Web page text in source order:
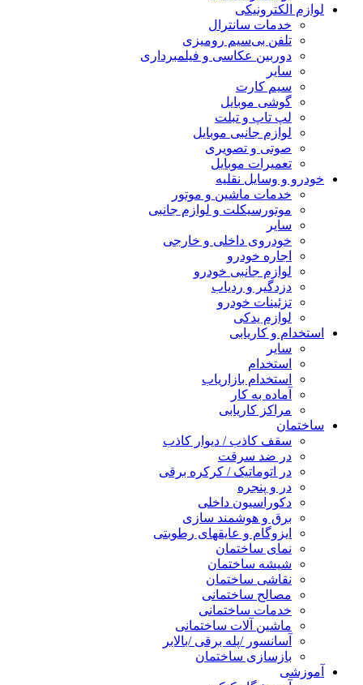
لوازم الکترونیکی
خدمات سانترال
تلفن بی‌سیم رومیزی
دوربین عکاسی و فیلمبرداری
سایر
سیم کارت
گوشی موبایل
لپ تاپ و تبلت
لوازم جانبی موبایل
صوتی و تصویری
تعمیرات موبایل
خودرو و وسایل نقلیه
خدمات ماشین و موتور
موتورسیکلت و لوازم جانبی
سایر
خودروی داخلی و خارجی
اجاره خودرو
لوازم جانبی خودرو
دزدگیر و ردیاب
تزئینات خودرو
لوازم یدکی
استخدام و کاریابی
سایر
استخدام
استخدام بازاریاب
آماده به کار
مراکز کاریابی
ساختمان
سقف کاذب / دیوار کاذب
در ضد سرقت
در اتوماتیک / کرکره برقی
در و پنجره
دکوراسیون داخلی
برق و هوشمند سازی
ایزوگام و عایقهای رطوبتی
نمای ساختمان
شیشه ساختمان
نقاشی ساختمان
مصالح ساختمانی
خدمات ساختمانی
ماشین آلات ساختمانی
آسانسور /پله برقی /بالابر
بازسازی ساختمان
آموزشی